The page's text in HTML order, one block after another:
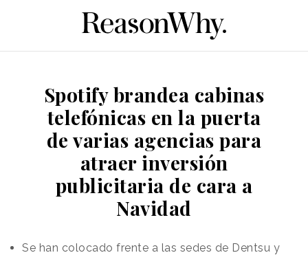
Spotify brandea cabinas
telefónicas en la puerta
de varias agencias para
atraer inversión
publicitaria de cara a
Navidad
Se han colocado frente a las sedes de Dentsu y